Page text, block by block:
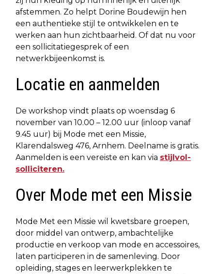
afstemmen. Zo helpt Dorine Boudewijn hen
een authentieke stijl te ontwikkelen en te
werken aan hun zichtbaarheid. Of dat nu voor
een sollicitatiegesprek of een
netwerkbijeenkomst is.
Locatie en aanmelden
De workshop vindt plaats op woensdag 6
november van 10.00 – 12.00 uur (inloop vanaf
9.45 uur) bij Mode met een Missie,
Klarendalsweg 476, Arnhem. Deelname is gratis.
Aanmelden is een vereiste en kan via stijlvol-
solliciteren.
Over Mode met een Missie
Mode Met een Missie wil kwetsbare groepen,
door middel van ontwerp, ambachtelijke
productie en verkoop van mode en accessoires,
laten participeren in de samenleving. Door
opleiding, stages en leerwerkplekken te